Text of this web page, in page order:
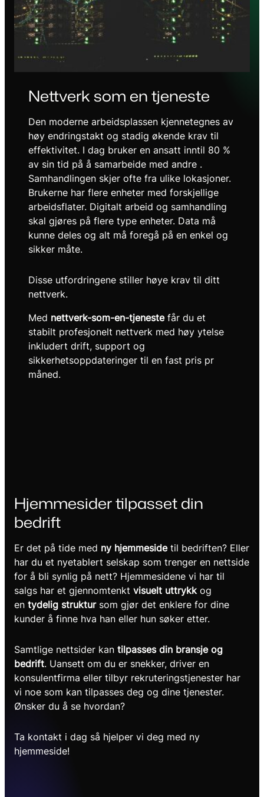
Nettverk som en tjeneste
Den moderne arbeidsplassen kjennetegnes av
høy endringstakt og stadig økende krav til
effektivitet. I dag bruker en ansatt inntil 80 %
av sin tid på å samarbeide med andre .
Samhandlingen skjer ofte fra ulike lokasjoner.
Brukerne har flere enheter med forskjellige
arbeidsflater. Digitalt arbeid og samhandling
skal gjøres på flere type enheter. Data må
kunne deles og alt må foregå på en enkel og
sikker måte.
Disse utfordringene stiller høye krav til ditt
nettverk.
Med nettverk-som-en-tjenestefår du et
stabilt profesjonelt nettverk med høy ytelse
inkludert drift, support og
sikkerhetsoppdateringer til en fast pris pr
måned.
Hjemmesider tilpasset din
bedrift
Er det på tide med ny hjemmesidetil bedriften? Eller
har du et nyetablert selskap som trenger en nettside
for å bli synlig på nett? Hjemmesidene vi har til
salgs har et gjennomtenkt visuelt uttrykkog
en tydelig struktur som gjør det enklere for dine
kunder å finne hva han eller hun søker etter.
Samtlige nettsider kan tilpasses din bransje og
bedrift. Uansett om du er snekker, driver en
konsulentfirma eller tilbyr rekruteringstjenester har
vi noe som kan tilpasses deg og dine tjenester.
Ønsker du å se hvordan?
Ta kontakt i dag så hjelper vi deg med ny
hjemmeside!